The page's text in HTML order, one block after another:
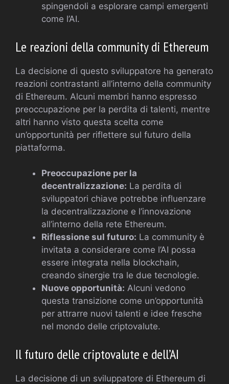
spingendoli a esplorare campi emergenti
come l’AI.
Le reazioni della community di Ethereum
La decisione di questo sviluppatore ha generato
reazioni contrastanti all’interno della community
di Ethereum. Alcuni membri hanno espresso
preoccupazione per la perdita di talenti, mentre
altri hanno visto questa scelta come
un’opportunità per riflettere sul futuro della
piattaforma.
Preoccupazione per la
decentralizzazione: La perdita di
sviluppatori chiave potrebbe influenzare
la decentralizzazione e l’innovazione
all’interno della rete Ethereum.
Riflessione sul futuro: La community è
invitata a considerare come l’AI possa
essere integrata nella blockchain,
creando sinergie tra le due tecnologie.
Nuove opportunità: Alcuni vedono
questa transizione come un’opportunità
per attrarre nuovi talenti e idee fresche
nel mondo delle criptovalute.
Il futuro delle criptovalute e dell’AI
La decisione di un sviluppatore di Ethereum di